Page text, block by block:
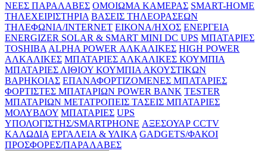
ΝΕΕΣ ΠΑΡΑΛΑΒΕΣ ΟΜΟΙΩΜΑ ΚΑΜΕΡΑΣ SMART-HOME
ΤΗΛΕΧΕΙΡΙΣΤΗΡΙΑ ΒΑΣΕΙΣ ΤΗΛΕΟΡΑΣΕΩΝ
ΤΗΛΕΦΩΝΙΑ/INTERNET ΕΙΚΟΝΑ/ΗΧΟΣ ΕΝΕΡΓΕΙΑ
ENERGIZER SOLAR & SMART MINI DC UPS MΠΑΤΑΡΙΕΣ
TOSHIBAALPHA POWER ΑΛΚΑΛΙΚΕΣ HIGH POWER
ΑΛΚΑΛΙΚΕΣ MΠΑΤΑΡΙΕΣ ΑΛΚΑΛΙΚΕΣ ΚΟΥΜΠΙΑ
MΠΑΤΑΡΙΕΣ ΛΙΘΙΟΥ ΚΟΥΜΠΙΑΑΚΟΥΣΤΙΚΩΝ
ΒΑΡΗΚΟΙΑΣ ΕΠΑΝΑΦΟΡΤΙΖΟΜΕΝΕΣ ΜΠΑΤΑΡΙΕΣ
ΦΟΡΤΙΣΤΕΣ ΜΠΑΤΑΡΙΩΝ POWER BANK TESTER
ΜΠΑΤΑΡΙΩΝ ΜΕΤΑΤΡΟΠΕΙΣ ΤΑΣΕΙΣ ΜΠΑΤΑΡΙΕΣ
ΜΟΛΥΒΔΟΥ MΠΑΤΑΡΙΕΣ UPS
ΥΠΟΛΟΓΙΣΤΗΣ/SMARTPHONE ΑΞΕΣΟΥΑΡ CCTV
ΚΑΛΩΔΙΑ ΕΡΓΑΛΕΙΑ & ΥΛΙΚΑ GADGETS/ΦΑΚΟΙ
ΠΡΟΣΦΟΡΕΣ/ΠΑΡΑΛΑΒΕΣ